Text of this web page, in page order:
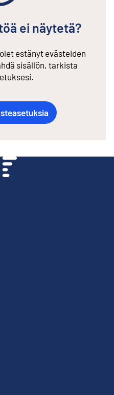
ei näytetä?
estänyt evästeiden
sisällön, tarkista